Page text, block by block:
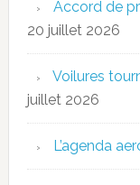
Accord de
20 juillet 2026
Voilures
juillet 2026
L’agenda